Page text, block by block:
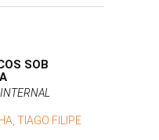
SOB
TIAGO FILIPE